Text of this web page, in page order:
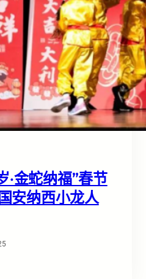
·金蛇纳福”春节
安纳西小龙人